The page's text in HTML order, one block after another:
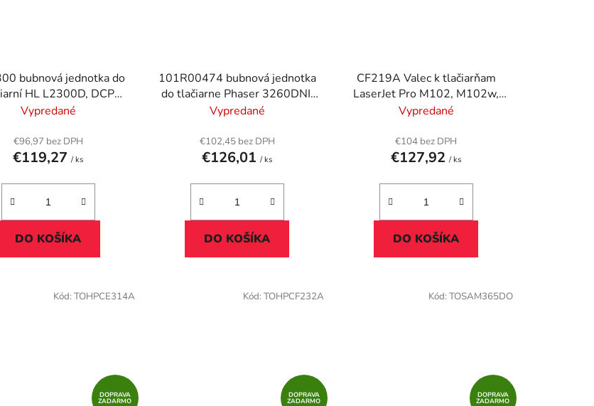
bubnová jednotka do
HL L2300D, DCP
BROTHER, čierna, 12k
Vypredané
€96,97 bez DPH
€119,27/ ks
DO KOŠÍKA
101R00474 bubnová jednotka
do tlačiarne Phaser 3260DNI,
XEROX, čierna, 10k
Vypredané
€102,45 bez DPH
€126,01/ ks
DO KOŠÍKA
CF219A Valec k tlačiarňam
LaserJet Pro M102, M102w,
M130, M130nw, M130fn,
Vypredané
€104 bez DPH
€127,92/ ks
DO KOŠÍKA
DOPRAVA
ZADARMO
Kód: TOHPCE314A
DOPRAVA
ZADARMO
Kód: TOHPCF232A
DOPRAVA
ZADARMO
Kód: TOSAM365DO